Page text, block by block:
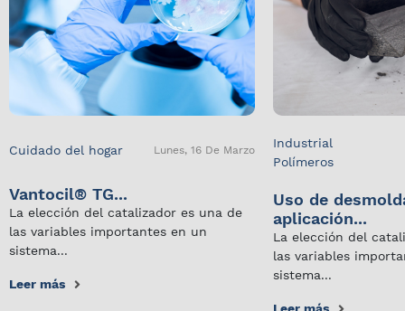
Cuidado del hogar Lunes, 16 De Marzo
Vantocil® TG...
La elección del catalizador es una de
las variables importantes en un
sistema...
Leer más
Industrial
Polímeros
Uso de
aplicación...
La elección del
las variables
sistema...